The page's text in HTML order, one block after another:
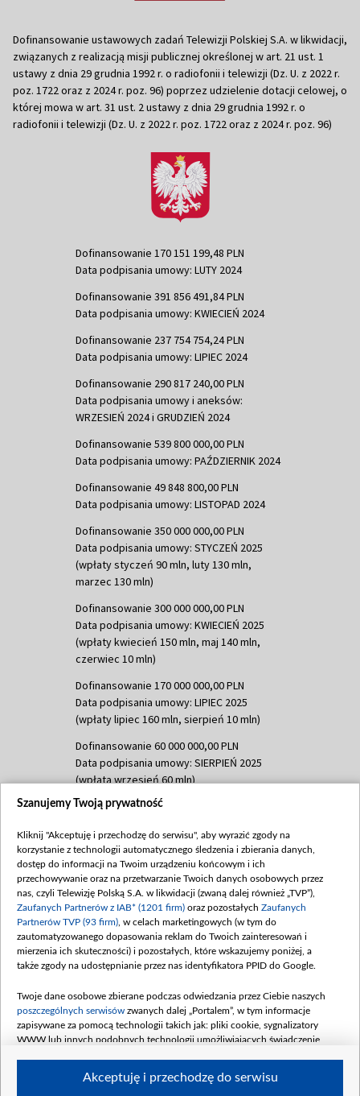
Dofinansowanie ustawowych zadań Telewizji Polskiej S.A. w likwidacji,
związanych z realizacją misji publicznej określonej w art. 21 ust. 1
ustawy z dnia 29 grudnia 1992 r. o radiofonii i telewizji (Dz. U. z 2022 r.
poz. 1722 oraz z 2024 r. poz. 96) poprzez udzielenie dotacji celowej, o
której mowa w art. 31 ust. 2 ustawy z dnia 29 grudnia 1992 r. o
radiofonii i telewizji (Dz. U. z 2022 r. poz. 1722 oraz z 2024 r. poz. 96)
Dofinansowanie 170 151 199,48 PLN
Data podpisania umowy: LUTY 2024
Dofinansowanie 391 856 491,84 PLN
Data podpisania umowy: KWIECIEŃ 2024
Dofinansowanie 237 754 754,24 PLN
Data podpisania umowy: LIPIEC 2024
Dofinansowanie 290 817 240,00 PLN
Data podpisania umowy i aneksów:
WRZESIEŃ 2024 i GRUDZIEŃ 2024
Dofinansowanie 539 800 000,00 PLN
Data podpisania umowy: PAŹDZIERNIK 2024
Dofinansowanie 49 848 800,00 PLN
Data podpisania umowy: LISTOPAD 2024
Dofinansowanie 350 000 000,00 PLN
Data podpisania umowy: STYCZEŃ 2025
(wpłaty styczeń 90 mln, luty 130 mln,
marzec 130 mln)
Dofinansowanie 300 000 000,00 PLN
Data podpisania umowy: KWIECIEŃ 2025
(wpłaty kwiecień 150 mln, maj 140 mln,
czerwiec 10 mln)
Dofinansowanie 170 000 000,00 PLN
Data podpisania umowy: LIPIEC 2025
(wpłaty lipiec 160 mln, sierpień 10 mln)
Dofinansowanie 60 000 000,00 PLN
Data podpisania umowy: SIERPIEŃ 2025
(wpłata wrzesień 60 mln)
Dofinansowanie 635 783 051,21 PLN
(wpłata wrzesień 100 mln, październik 350
mln, listopad 265 mln)
Dofinansowanie 48 862 000,00 PLN
Data podpisania umowy: GRUDZIEŃ 2025
(wpłata grudzień 60,548 mln)
Dofinansowanie 900 000 000,00 PLN
Data podpisania umowy: LUTY 2026 (wpłata
kwiecień 180 mln, 7 maja 180 mln, 8
czerwca 90 mln)
Dofinansowanie 250 000 000,00 PLN
4 sierpnia 250 mln
Szanujemy Twoją prywatność
Kliknij "Akceptuję i przechodzę do serwisu", aby wyrazić zgody na
korzystanie z technologii automatycznego śledzenia i zbierania danych,
dostęp do informacji na Twoim urządzeniu końcowym i ich
przechowywanie oraz na przetwarzanie Twoich danych osobowych przez
nas, czyli Telewizję Polską S.A. w likwidacji (zwaną dalej również „TVP”),
Zaufanych Partnerów z IAB* (1201 firm) oraz pozostałych Zaufanych
Partnerów TVP (93 firm) , w celach marketingowych (w tym do
zautomatyzowanego dopasowania reklam do Twoich zainteresowań i
mierzenia ich skuteczności) i pozostałych, które wskazujemy poniżej, a
także zgody na udostępnianie przez nas identyfikatora PPID do Google.
Twoje dane osobowe zbierane podczas odwiedzania przez Ciebie naszych
poszczególnych serwisów zwanych dalej „Portalem”, w tym informacje
zapisywane za pomocą technologii takich jak: pliki cookie, sygnalizatory
WWW lub innych podobnych technologii umożliwiających świadczenie
Akceptuję i przechodzę do serwisu